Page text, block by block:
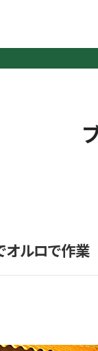
オルロで作業